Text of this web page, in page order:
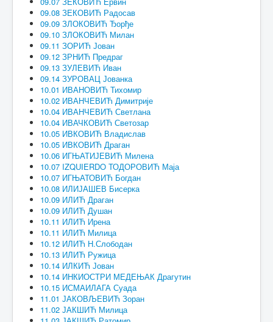
09.08 ЗЕКОВИЋ Радосав
09.09 ЗЛОКОВИЋ Ђорђе
09.10 ЗЛОКОВИЋ Милан
09.11 ЗОРИЋ Јован
09.12 ЗРНИЋ Предраг
09.13 ЗУЛЕВИЋ Иван
09.14 ЗУРОВАЦ Јованка
10.01 ИВАНОВИЋ Тихомир
10.02 ИВАНЧЕВИЋ Димитрије
10.04 ИВАНЧЕВИЋ Светлана
10.04 ИВАЧКОВИЋ Светозар
10.05 ИВКОВИЋ Владислав
10.05 ИВКОВИЋ Драган
10.06 ИГЊАТИЈЕВИЋ Милена
10.07 IZQUIERDO ТОДОРОВИЋ Маја
10.07 ИГЊАТОВИЋ Богдан
10.08 ИЛИЈАШЕВ Бисерка
10.09 ИЛИЋ Драган
10.09 ИЛИЋ Душан
10.11 ИЛИЋ Ирена
10.11 ИЛИЋ Милица
10.12 ИЛИЋ Н.Слободан
10.13 ИЛИЋ Ружица
10.14 ИЛКИЋ Јован
10.14 ИНКИОСТРИ МЕДЕЊАК Драгутин
10.15 ИСМАИЛАГА Суада
11.01 ЈАКОВЉЕВИЋ Зоран
11.02 ЈАКШИЋ Милица